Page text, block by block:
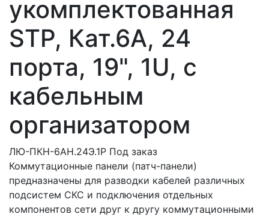
укомплектованная
STP, Кат.6A, 24
порта, 19", 1U, с
кабельным
организатором
ЛЮ-ПКН-6AН.24Э.1Р Под заказ
Коммутационные панели (патч-панели)
предназначены для разводки кабелей различных
подсистем СКС и подключения отдельных
компонентов сети друг к другу коммутационными